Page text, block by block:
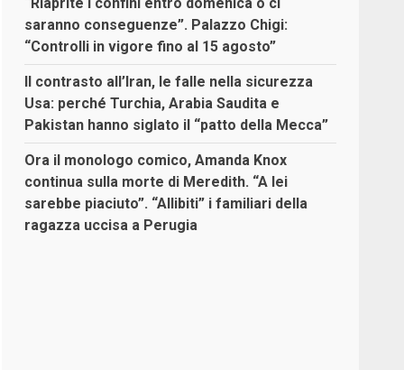
saranno conseguenze”. Palazzo Chigi:
“Controlli in vigore fino al 15 agosto”
Il contrasto all’Iran, le falle nella sicurezza
Usa: perché Turchia, Arabia Saudita e
Pakistan hanno siglato il “patto della Mecca”
Ora il monologo comico, Amanda Knox
continua sulla morte di Meredith. “A lei
sarebbe piaciuto”. “Allibiti” i familiari della
ragazza uccisa a Perugia